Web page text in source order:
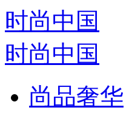
时尚中国
时尚中国
尚品奢华